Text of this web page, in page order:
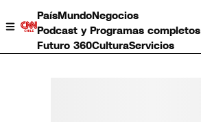
PaísMundoNegocios
Podcast y Programas completos
Futuro 360CulturaServicios